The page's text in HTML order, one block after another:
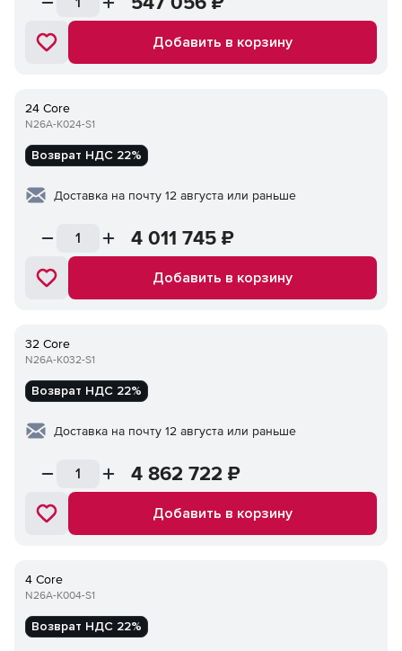
Добавить в корзину
24 Core
N26A-K024-S1
Возврат НДС 22%
Доставка на почту 12 августа или раньше
4 011 745 ₽
Добавить в корзину
32 Core
N26A-K032-S1
Возврат НДС 22%
Доставка на почту 12 августа или раньше
4 862 722 ₽
Добавить в корзину
4 Core
N26A-K004-S1
Возврат НДС 22%